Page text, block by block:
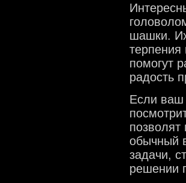
шашки.
терпения
помогут
радость
Если ваш
позволят
обычный
задачи,
решении